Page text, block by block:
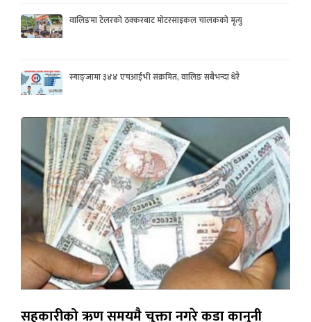
वालिङमा टेलरको ठक्करबाट मोटरसाइकल चालकको मृत्यु
स्याङ्जामा ३४४ एचआईभी संक्रमित, वालिङ सबैभन्दा धेरै
सहकारीको ऋण समयमै चुक्ता नगरे कडा कानुनी